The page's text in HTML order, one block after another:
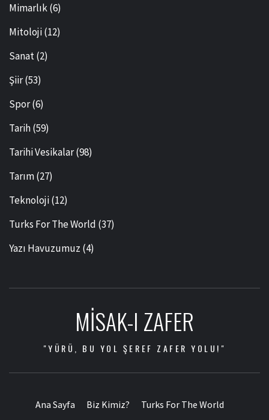
Mimarlık(6)
Mitoloji(12)
Sanat(2)
Şiir(53)
Spor(6)
Tarih(59)
Tarihi Vesikalar(98)
Tarım(27)
Teknoloji(12)
Turks For The World (37)
Yazı Havuzumuz (4)
MISAK-I ZAFER
"YÜRÜ, BU YOL ŞEREF ZAFER YOLU!"
Ana Sayfa Biz Kimiz? Turks For The World